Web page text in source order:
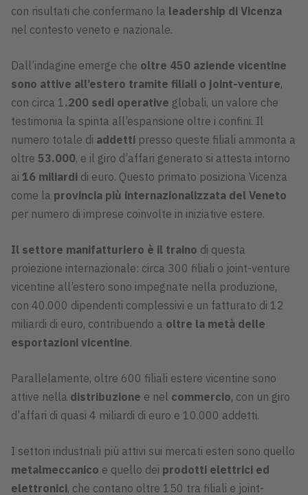
con risultati che confermano la leadership di Vicenza
nel contesto veneto e nazionale.
Dall’indagine emerge che oltre 450 aziende vicentine
sono attive all’estero tramite filiali o joint-venture,
con circa 1 .200 sedi operative globali, un valore che
testimonia la spinta all’espansione oltre i confini. Il
numero totale di addetti presso queste filiali ammonta a
oltre 53.000, e il giro d’affari generato si attesta intorno
ai 16 miliardi di euro. Questo primato posiziona Vicenza
come la provincia più internazionalizzata del Veneto
per numero di imprese coinvolte in iniziative estere.
Il settore manifatturiero è il traino di questa
proiezione internazionale: circa 300 filiali o joint-venture
vicentine all’estero sono impegnate nella produzione,
con 40.000 dipendenti complessivi e un fatturato di 12
miliardi di euro, contribuendo a oltre la metà delle
esportazioni vicentine.
Parallelamente, oltre 600 filiali estere vicentine sono
attive nella distribuzione e nel commercio, con un giro
d’affari di quasi 4 miliardi di euro e 10.000 addetti.
I settori industriali più attivi sui mercati esteri sono quello
metalmeccanico e quello dei prodotti elettrici ed
elettronici, che contano oltre 150 tra filiali e joint-